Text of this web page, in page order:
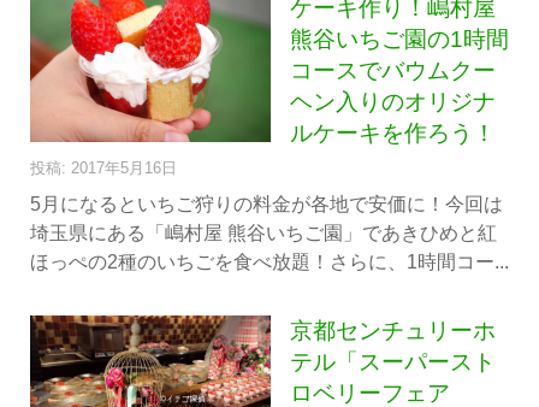
ケーキ作り！嶋村屋
熊谷いちご園の1時間
コースでバウムクー
ヘン入りのオリジナ
ルケーキを作ろう！
投稿: 2017年5月16日
5月になるといちご狩りの料金が各地で安価に！今回は
埼玉県にある「嶋村屋 熊谷いちご園」であきひめと紅
ほっぺの2種のいちごを食べ放題！さらに、1時間コー...
京都センチュリーホ
テル「スーパースト
ロベリーフェア